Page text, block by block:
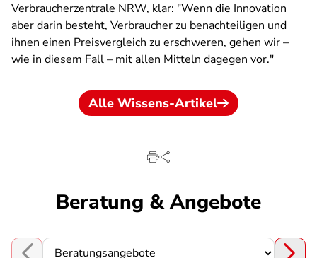
Verbraucherzentrale NRW, klar: "Wenn die Innovation
aber darin besteht, Verbraucher zu benachteiligen und
ihnen einen Preisvergleich zu erschweren, gehen wir –
wie in diesem Fall – mit allen Mitteln dagegen vor."
Alle Wissens-Artikel
Beratung & Angebote